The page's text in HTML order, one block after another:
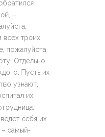
–
всех троих.
пожалуйста,
Отдельно
Пусть их
узнают,
их
себя их
– самый-